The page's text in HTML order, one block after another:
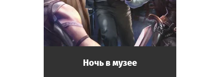
Ночь в музее